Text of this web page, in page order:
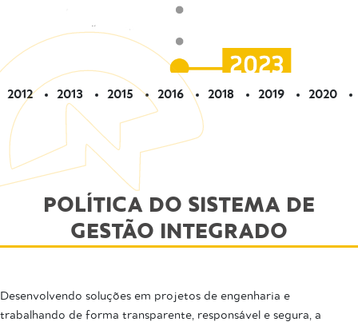
2012 2013 2015 2016 2018 2019 2020
POLÍTICA DO SISTEMA DE
GESTÃO INTEGRADO
Desenvolvendo soluções em projetos de engenharia e
trabalhando de forma transparente, responsável e segura, a